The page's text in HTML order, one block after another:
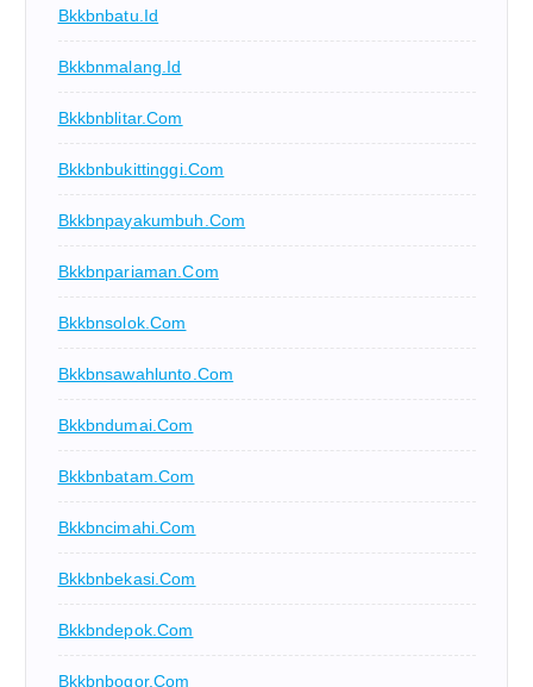
Bkkbnbatu.id
Bkkbnmalang.id
Bkkbnblitar.com
Bkkbnbukittinggi.com
Bkkbnpayakumbuh.com
Bkkbnpariaman.com
Bkkbnsolok.com
Bkkbnsawahlunto.com
Bkkbndumai.com
Bkkbnbatam.com
Bkkbncimahi.com
Bkkbnbekasi.com
Bkkbndepok.com
Bkkbnbogor.com